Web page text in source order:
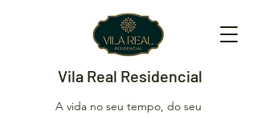
Vila Real Residencial
A vida no seu tempo, do seu